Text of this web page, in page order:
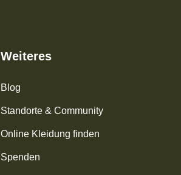
Weiteres
Blog
Standorte & Community
Online Kleidung finden
Spenden